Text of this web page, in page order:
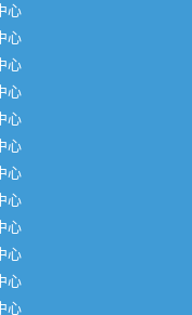
心
心
心
心
心
心
心
心
心
心
心
心